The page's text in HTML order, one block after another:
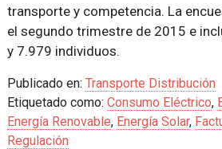
transporte y competencia. La
el segundo trimestre de 2015 e
y 7.979 individuos.
Publicado en: Transporte Distribución
Etiquetado como: Consumo Eléctrico,
Energía Renovable, Energía Solar,
Regulación